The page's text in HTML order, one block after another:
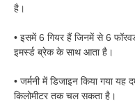
है।
• इसमें 6 गियर हैं जिनमें से 6
इमर्स्ड ब्रेक के साथ आता है।
• जर्मनी में डिजाइन किया गया
किलोमीटर तक चल सकता है।